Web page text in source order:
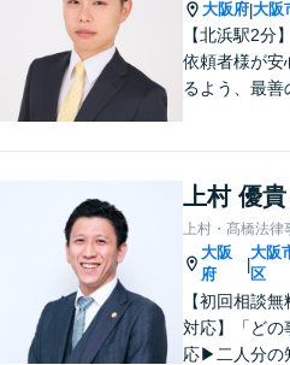
大阪府|大阪
【北浜駅2分
依頼者様が安
るよう、最善
気軽にご相談
護士費用保険
る場合がござ
上村 優貴
上村・髙橋法律
大阪
府
|
大阪
区
【初回相談
対応】「どの
応▶︎二人分の